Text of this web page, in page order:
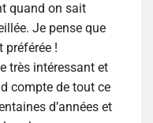
quand on sait
Je pense que
préférée !
très intéressant et
compte de tout ce
d’années et